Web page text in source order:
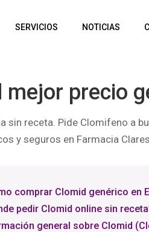
SERVICIOS NOTICIAS
mejor precio
sin receta. Pide Clomifeno a
y seguros en Farmacia
comprar Clomid genérico en
pedir Clomid online sin
general sobre Clomid